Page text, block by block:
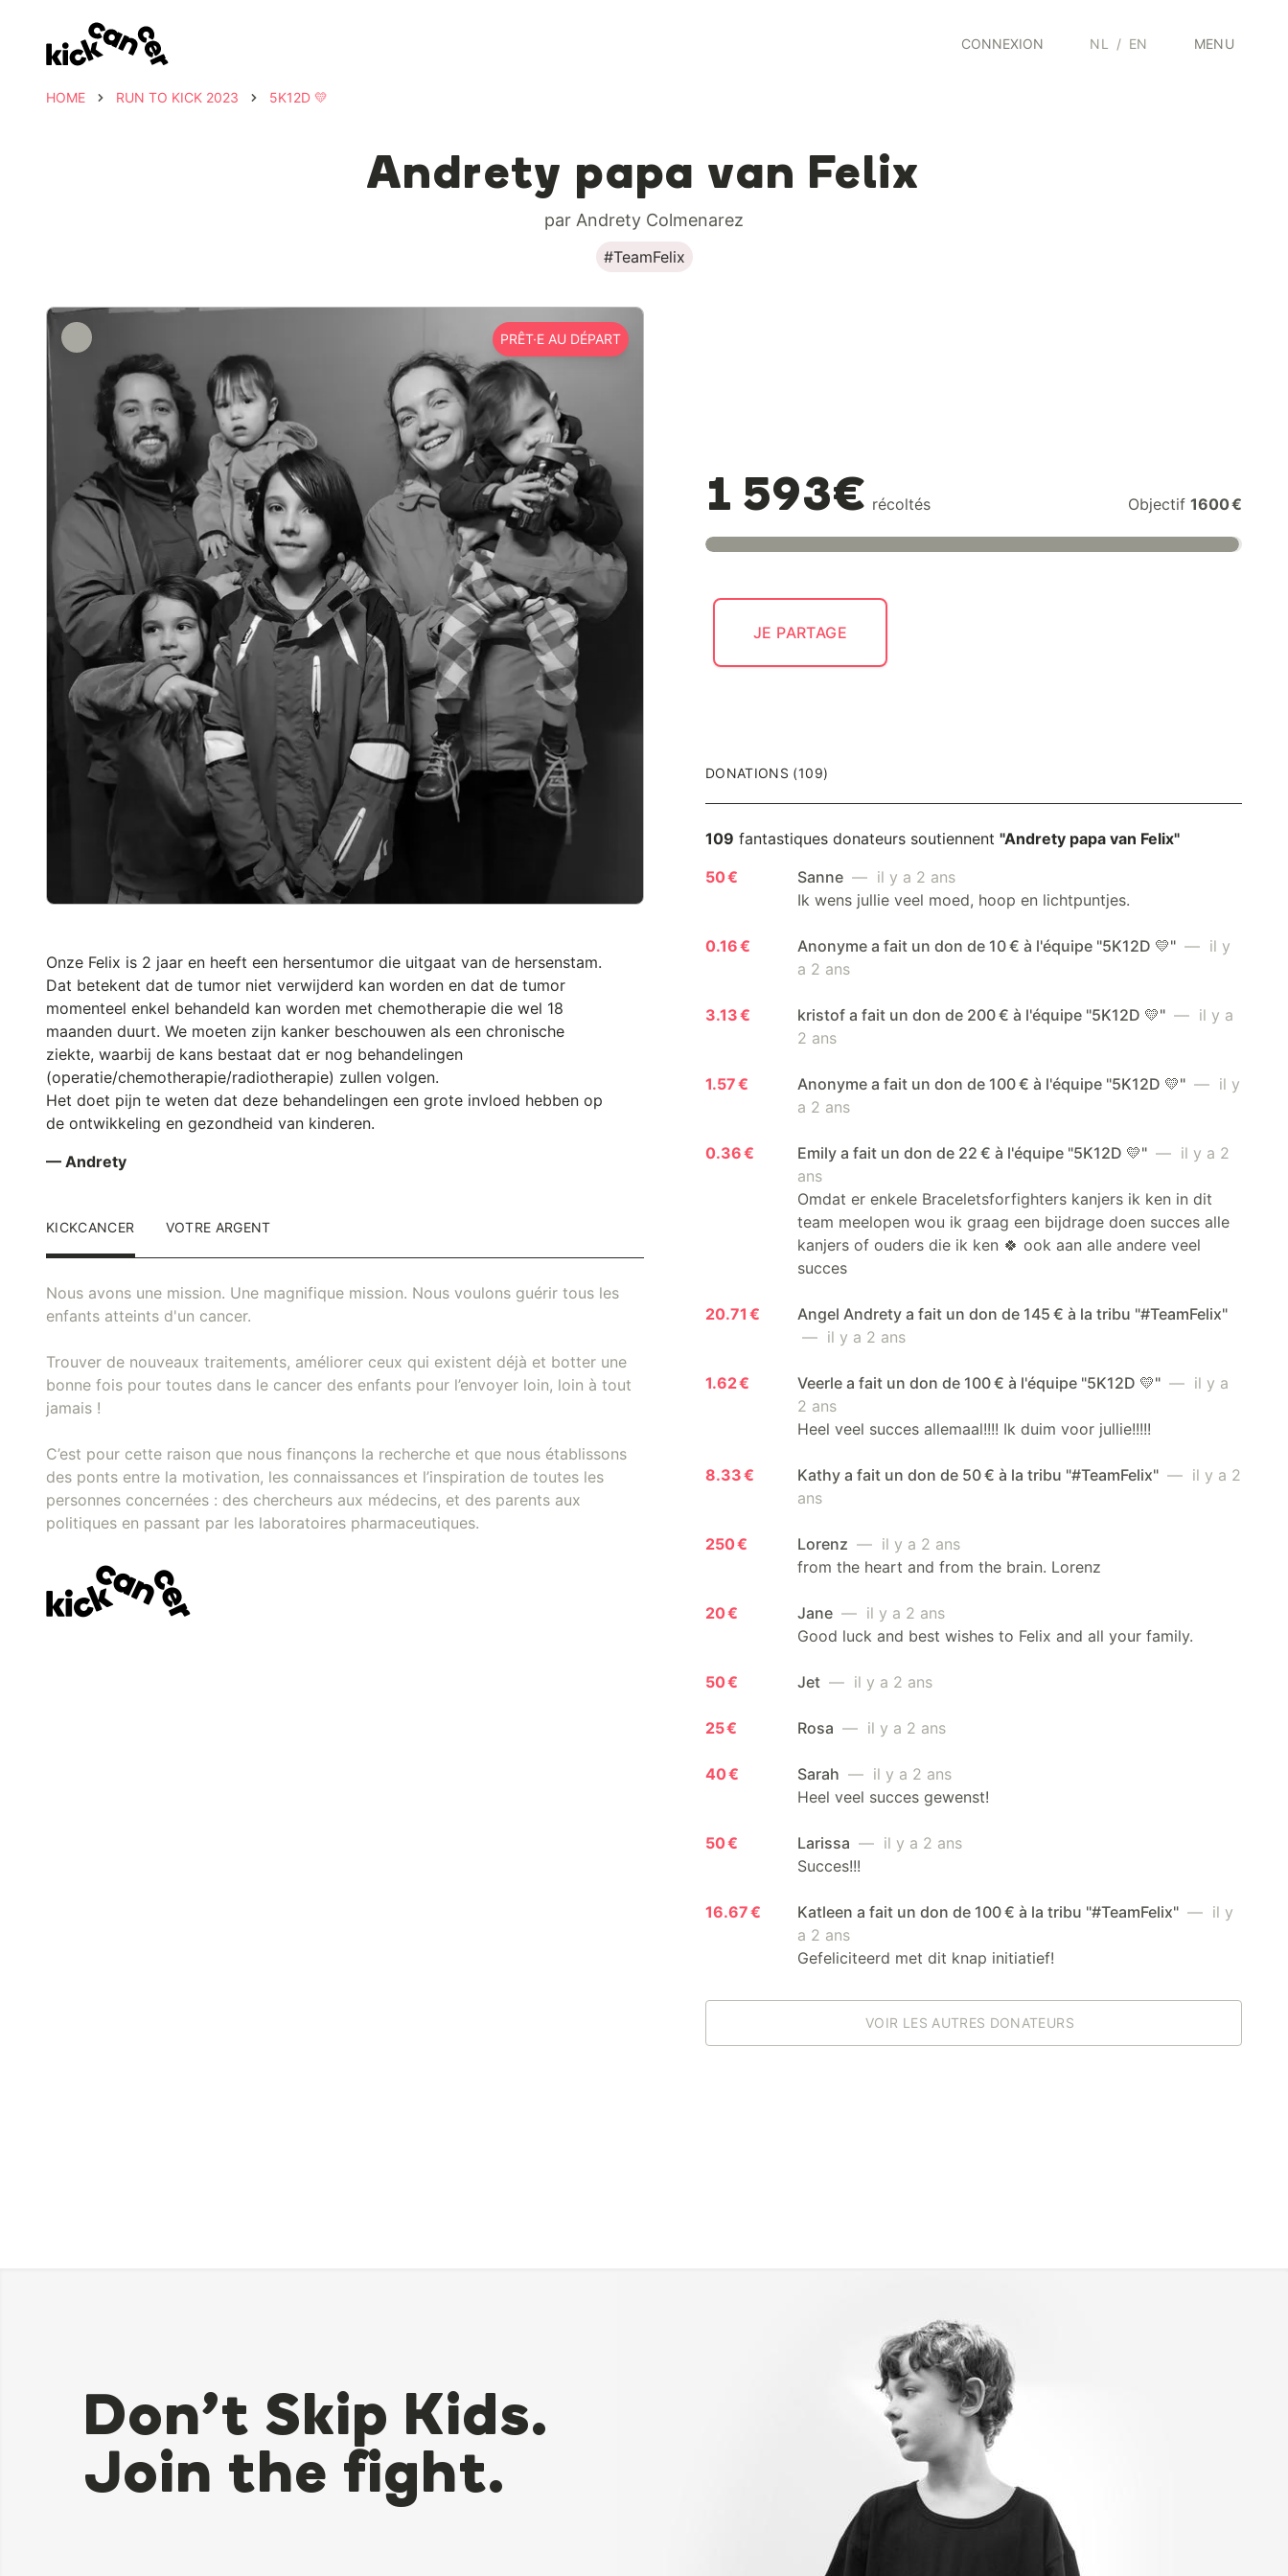
CONNEXION NL / EN MENU
HOME RUN TO KICK 2023 5K12D 💛
Andrety papa van Felix
par Andrety Colmenarez
#TeamFelix
PRÊT·E AU DÉPART
1 593€ récoltés Objectif 1600 €
JE PARTAGE
Onze Felix is 2 jaar en heeft een hersentumor die uitgaat van de hersenstam.
Dat betekent dat de tumor niet verwijderd kan worden en dat de tumor
momenteel enkel behandeld kan worden met chemotherapie die wel 18
maanden duurt. We moeten zijn kanker beschouwen als een chronische
ziekte, waarbij de kans bestaat dat er nog behandelingen
(operatie/chemotherapie/radiotherapie) zullen volgen.
Het doet pijn te weten dat deze behandelingen een grote invloed hebben op
de ontwikkeling en gezondheid van kinderen.
— Andrety
KICKCANCER VOTRE ARGENT
Nous avons une mission. Une magnifique mission. Nous voulons guérir tous les
enfants atteints d'un cancer.
Trouver de nouveaux traitements, améliorer ceux qui existent déjà et botter une
bonne fois pour toutes dans le cancer des enfants pour l’envoyer loin, loin à tout
jamais !
C’est pour cette raison que nous finançons la recherche et que nous établissons
des ponts entre la motivation, les connaissances et l’inspiration de toutes les
personnes concernées : des chercheurs aux médecins, et des parents aux
politiques en passant par les laboratoires pharmaceutiques.
DONATIONS (109)
109 fantastiques donateurs soutiennent "Andrety papa van Felix"
50 €
Sanne — il y a 2 ans
Ik wens jullie veel moed, hoop en lichtpuntjes.
0.16 € Anonyme a fait un don de 10 € à l'équipe "5K12D 💛" — il y
a 2 ans
3.13 € kristof a fait un don de 200 € à l'équipe "5K12D 💛" — il y a
2 ans
1.57 € Anonyme a fait un don de 100 € à l'équipe "5K12D 💛" — il y
a 2 ans
0.36 € Emily a fait un don de 22 € à l'équipe "5K12D 💛" — il y a 2
ans
Omdat er enkele Braceletsforfighters kanjers ik ken in dit
team meelopen wou ik graag een bijdrage doen succes alle
kanjers of ouders die ik ken 🍀 ook aan alle andere veel
succes
20.71 €
Angel Andrety a fait un don de 145 € à la tribu "#TeamFelix"
— il y a 2 ans
1.62 € Veerle a fait un don de 100 € à l'équipe "5K12D 💛" — il y a
2 ans
Heel veel succes allemaal!!!! Ik duim voor jullie!!!!!
8.33 € Kathy a fait un don de 50 € à la tribu "#TeamFelix" — il y a 2
ans
250 € Lorenz — il y a 2 ans
from the heart and from the brain. Lorenz
20 € Jane — il y a 2 ans
Good luck and best wishes to Felix and all your family.
50 € Jet — il y a 2 ans
25 € Rosa — il y a 2 ans
40 € Sarah — il y a 2 ans
Heel veel succes gewenst!
50 € Larissa — il y a 2 ans
Succes!!!
16.67 € Katleen a fait un don de 100 € à la tribu "#TeamFelix" — il y
a 2 ans
Gefeliciteerd met dit knap initiatief!
VOIR LES AUTRES DONATEURS
Don’t Skip Kids.
Join the fight.